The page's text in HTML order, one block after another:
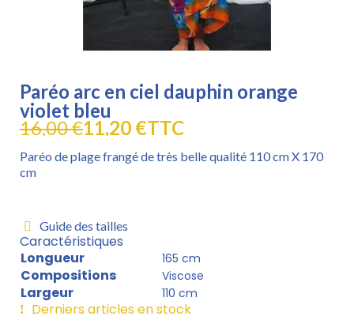
Paréo arc en ciel dauphin orange
violet bleu
16,00 €11,20 €TTC
Paréo de plage frangé de très belle qualité 110 cm X 170
cm
Guide des tailles
Caractéristiques
Longueur
165 cm
Compositions Viscose
Largeur 110 cm
Derniers articles en stock